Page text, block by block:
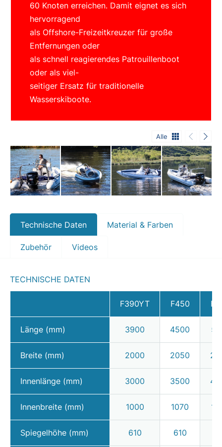
60 Knoten erreichen. Damit eignet es sich
hervorragend
als Offshore-Freizeitkreuzer für große
Entfernungen oder
als schnell reagierendes Patrouillenboot
oder als viel-
seitiger Ersatz für traditionelle
Wasserskiboote.
Alle
Technische Daten Material & Farben
Zubehör Videos
TECHNISCHE DATEN
F390YT F450
Länge (mm) 3900 4500
Breite (mm) 2000 2050
Innenlänge (mm) 3000 3500
Innenbreite (mm) 1000 1070
Spiegelhöhe (mm) 610 610